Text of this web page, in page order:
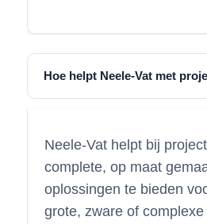
Hoe helpt Neele-Vat met
Neele-Vat helpt bij
complete, op maat
oplossingen te bieden
grote, zware of